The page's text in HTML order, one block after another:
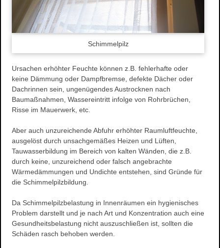
Hausnummern
Design
Spachteltechnik & Wischtechnik
Neue Ideen
Wissenswertes
Energetische Sanierung
Förderprogramme
Aussenanlage / Sockel-Wandanschluss
Kontakt
Anfahrtsweg
Impressum
Schimmelpilz
Ursachen erhöhter Feuchte können z.B. fehlerhafte oder
keine Dämmung oder Dampfbremse, defekte Dächer oder
Dachrinnen sein, ungenügendes Austrocknen nach
Baumaßnahmen, Wassereintritt infolge von Rohrbrüchen,
Risse im Mauerwerk, etc.
Aber auch unzureichende Abfuhr erhöhter Raumluftfeuchte,
ausgelöst durch unsachgemäßes Heizen und Lüften,
Tauwasserbildung im Bereich von kalten Wänden, die z.B.
durch keine, unzureichend oder falsch angebrachte
Wärmedämmungen und Undichte entstehen, sind Gründe für
die Schimmelpilzbildung.
Da Schimmelpilzbelastung in Innenräumen ein hygienisches
Problem darstellt und je nach Art und Konzentration auch eine
Gesundheitsbelastung nicht auszuschließen ist, sollten die
Schäden rasch behoben werden.